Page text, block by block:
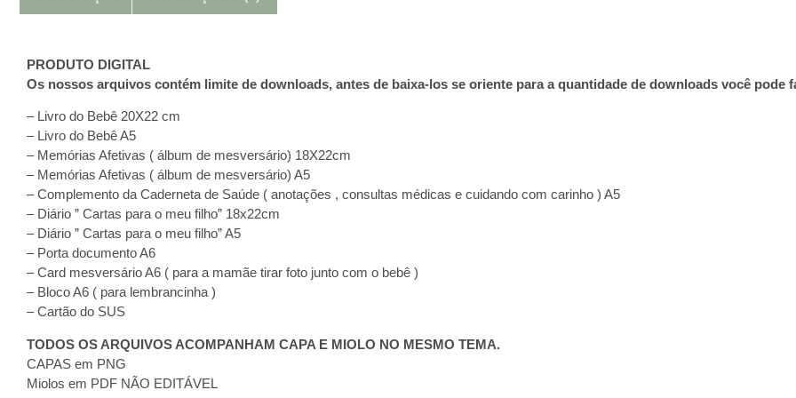
PRODUTO DIGITAL
Os nossos arquivos contém limite de downloads, antes de baixa-los se oriente para a quantidade de downloads você pode
– Livro do Bebê 20X22 cm
– Livro do Bebê A5
– Memórias Afetivas ( álbum de mesversário) 18X22cm
– Memórias Afetivas ( álbum de mesversário) A5
– Complemento da Caderneta de Saúde ( anotações , consultas médicas e cuidando com carinho ) A5
– Diário ” Cartas para o meu filho” 18x22cm
– Diário ” Cartas para o meu filho” A5
– Porta documento A6
– Card mesversário A6 ( para a mamãe tirar foto junto com o bebê )
– Bloco A6 ( para lembrancinha )
– Cartão do SUS
TODOS OS ARQUIVOS ACOMPANHAM CAPA E MIOLO NO MESMO TEMA.
CAPAS em PNG
Miolos em PDF NÃO EDITÁVEL